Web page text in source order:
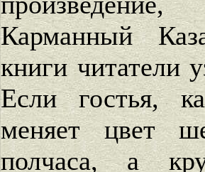
Карманный
книги читатели
Если гостья,
меняет цвет
полчаса, а